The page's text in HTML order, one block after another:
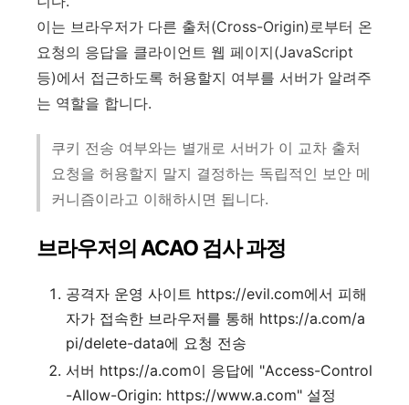
이는 브라우저가 다른 출처(Cross-Origin)로부터 온
요청의 응답을 클라이언트 웹 페이지(JavaScript
등)에서 접근하도록 허용할지 여부를 서버가 알려주
는 역할을 합니다.
쿠키 전송 여부와는 별개로 서버가 이 교차 출처
요청을 허용할지 말지 결정하는 독립적인 보안 메
커니즘이라고 이해하시면 됩니다.
브라우저의 ACAO 검사 과정
공격자 운영 사이트 https://evil.com에서 피해
자가 접속한 브라우저를 통해 https://a.com/a
pi/delete-data에 요청 전송
서버 https://a.com이 응답에 "Access-Control
-Allow-Origin: https://www.a.com" 설정